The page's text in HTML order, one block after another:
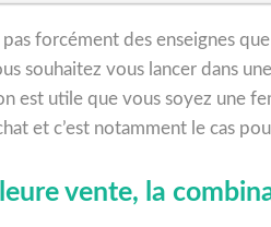
pas forcément des enseignes
souhaitez vous lancer dans
est utile que vous soyez une
et c’est notamment le cas
vente, la